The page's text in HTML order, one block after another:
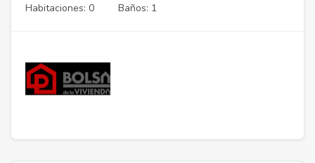
Habitaciones: 0
Baños: 1